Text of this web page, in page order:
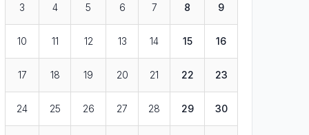
3 4 5 6 7 8 9
10 11 12 13 14 15 16
17 18 19 20 21 22 23
24 25 26 27 28 29 30